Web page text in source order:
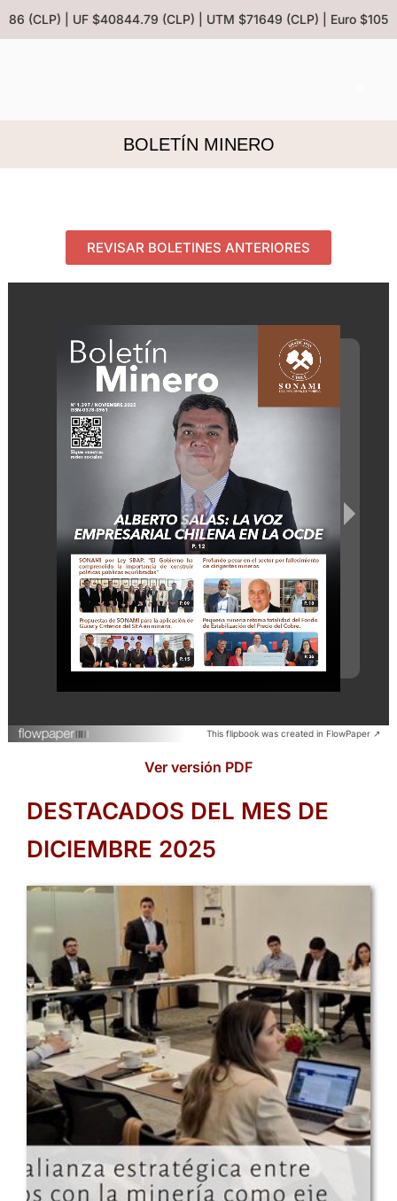
(CLP) | UF $40844.79 (CLP) | UTM $71649 (CLP) | Euro
BOLETÍN MINERO
REVISAR BOLETINES ANTERIORES
This flipbook was created in FlowPaper ↗
Ver versión PDF
DESTACADOS DEL MES DE
DICIEMBRE 2025